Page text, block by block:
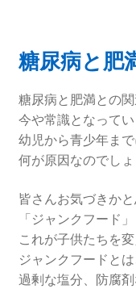
糖尿病と肥
糖尿病と肥満との
今や常識となってい
幼児から青少年ま
何が原因なのでしょ
皆さんお気づきかと
「ジャンクフード」
これが子供たちを
ジャンクフードと
過剰な塩分、防腐